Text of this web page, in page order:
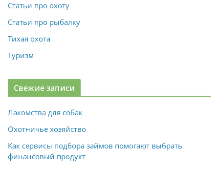
Статьи про охоту
Статьи про рыбалку
Тихая охота
Туризм
Свежие записи
Лакомства для собак
Охотничье хозяйство
Как сервисы подбора займов помогают выбрать
финансовый продукт